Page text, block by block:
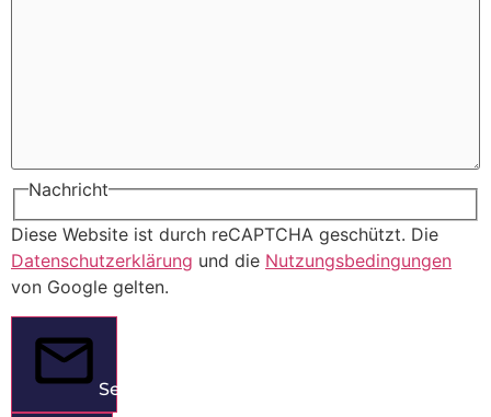
Nachricht
Diese Website ist durch reCAPTCHA geschützt. Die
Datenschutzerklärung und die Nutzungsbedingungen
von Google gelten.
Senden